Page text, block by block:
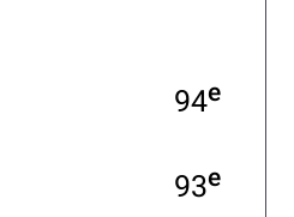
94e
93e